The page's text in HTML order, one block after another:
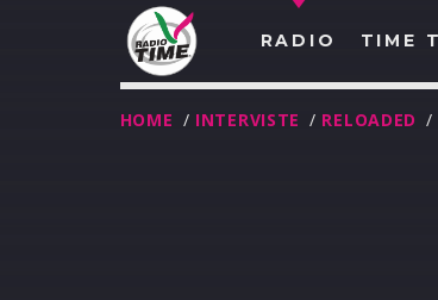
RADIO TIME
HOME / INTERVISTE / RELOADED /